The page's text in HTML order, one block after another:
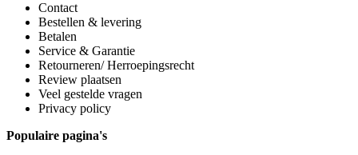
Contact
Bestellen & levering
Betalen
Service & Garantie
Retourneren/ Herroepingsrecht
Review plaatsen
Veel gestelde vragen
Privacy policy
Populaire pagina's